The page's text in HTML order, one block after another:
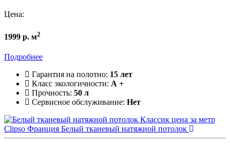
Цена:
1999 р. м2
Подробнее
Гарантия на полотно: 15 лет
Класс экологичности: А +
Прочность: 50 л
Сервисное обслуживание: Нет
Clipso Франция Белый тканевый натяжной потолок